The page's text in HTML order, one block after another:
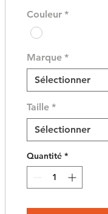
Couleur *
Marque *
Sélectionner
Taille *
Sélectionner
Quantité *